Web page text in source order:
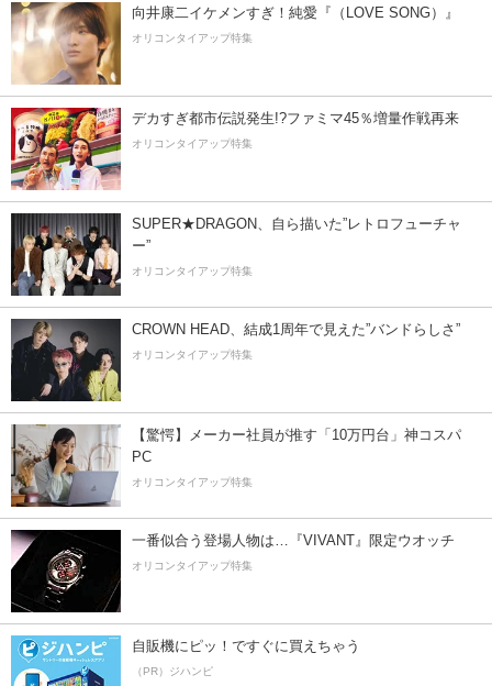
向井康二イケメンすぎ！純愛『（LOVE SONG）』
オリコンタイアップ特集
デカすぎ都市伝説発生!?ファミマ45％増量作戦再来
オリコンタイアップ特集
SUPER★DRAGON、自ら描いた”レトロフューチャ
ー”
オリコンタイアップ特集
CROWN HEAD、結成1周年で見えた”バンドらしさ”
オリコンタイアップ特集
【驚愕】メーカー社員が推す「10万円台」神コスパ
PC
オリコンタイアップ特集
一番似合う登場人物は…『VIVANT』限定ウオッチ
オリコンタイアップ特集
自販機にピッ！ですぐに買えちゃう
（PR）ジハンピ